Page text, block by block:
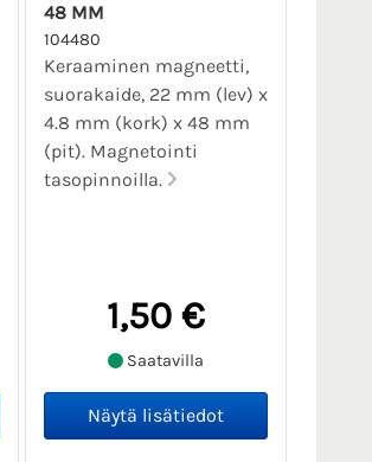
48 MM
104480
Keraaminen magneetti,
suorakaide, 22 mm (lev) x
4.8 mm (kork) x 48 mm
(pit). Magnetointi
tasopinnoilla.
1,50 €
Saatavilla